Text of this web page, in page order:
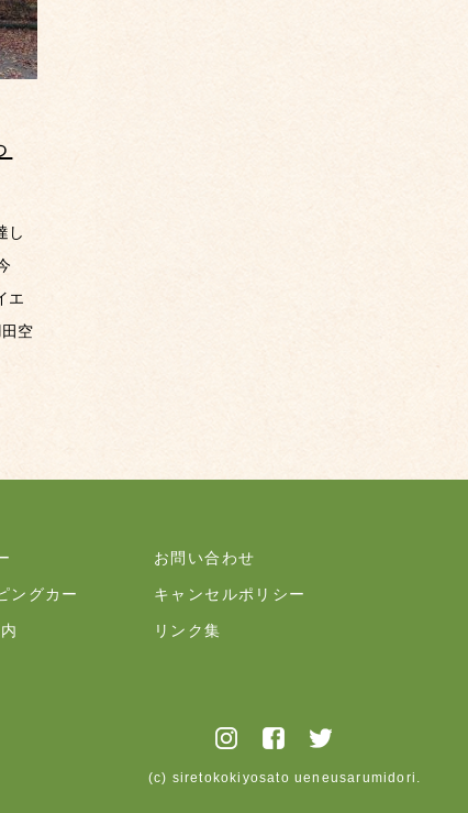
し
エ
空
ングカー
お問い合わせ
キャンセルポリシー
リンク集
(c) siretokokiyosato ueneusarumidori.